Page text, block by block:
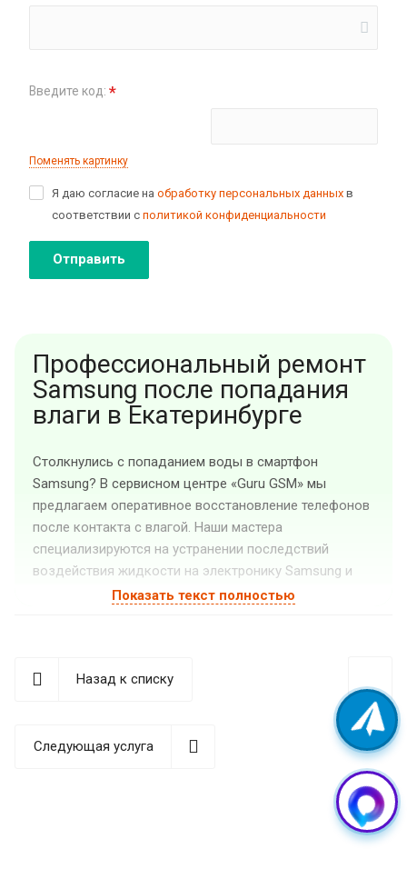
Введите код: *
Поменять картинку
Я даю согласие на обработку персональных данных в
соответствии с политикой конфиденциальности
Отправить
Профессиональный ремонт
Samsung после попадания
влаги в Екатеринбурге
Столкнулись с попаданием воды в смартфон
Samsung? В сервисном центре «Guru GSM» мы
предлагаем оперативное восстановление телефонов
после контакта с влагой. Наши мастера
специализируются на устранении последствий
воздействия жидкости на электронику Samsung и
гарантируют качественный ремонт даже в сложных
смартфон Samsung
Если ваш телефон подвергся воздействию влаги, вы
можете заметить следующие признаки повреждения:
Экран начал мерцать или на нем появились пятна,
Устройство самопроизвольно перезагружается
Показать текст полностью
Назад к списку
Следующая услуга